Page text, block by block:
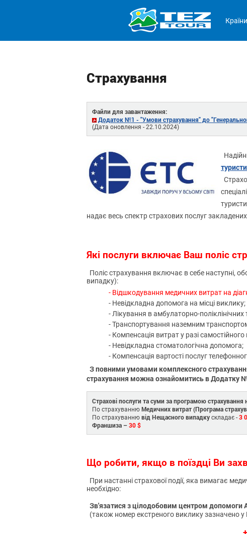
Країни
Страхування
Файли для завантаження:
Додаток №1 - "Умови страхування" до
(Дата оновлення - 22.10.2024)
надає весь спектр страхових послуг
Які послуги включає Ваш поліс
Поліс страхування включає в себе наступні,
випадку):
- Відшкодування медичних витрат на
- Невідкладна допомога на місці виклику;
- Лікування в амбулаторно-
- Транспортування наземним
- Компенсація витрат у разі
- Невідкладна стоматологічна допомога;
- Компенсація вартості послуг
З повними умовами комплексного
страхування можна ознайомитись в Додатку
Страхові послуги та суми за програмою страхування
По страхуванню Медичних витрат (Програма
По страхуванню від Нещасного випадку складає - 3
Франшиза –30 $
Що робити, якщо в поїздці Ви
При настанні страхової події, яка вимагає
необхідно:
Зв'язатися з цілодобовим центром допомоги
(також номер екстреного виклику зазначено у